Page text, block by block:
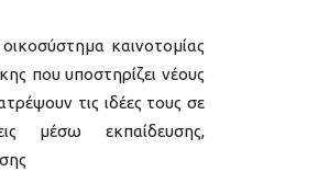
καινοτομίας
που υποστηρίζει νέους
τις ιδέες τους σε
μέσω εκπαίδευσης,